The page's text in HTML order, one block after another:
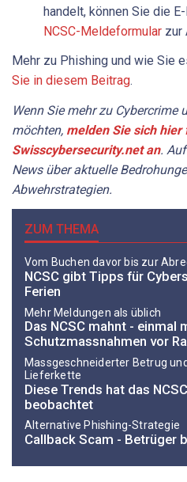
handelt, können Sie die
NCSC-Meldeformular zur
Mehr zu Phishing und wie Sie
Sie in diesem Beitrag.
Wenn Sie mehr zu Cybercrime
möchten, melden Sie sich
Swisscybersecurity.net an.
News über aktuelle
Abwehrstrategien.
ZUM THEMA
Vom Buchen davor bis zur
NCSC gibt Tipps für
Ferien
Mehr Meldungen als üblich
Das NCSC mahnt - einmal
Schutzmassnahmen vor
Massgeschneiderter Betrug
Lieferkette
Diese Trends hat das
beobachtet
Alternative Phishing-Strategie
Callback Scam - Betrüger